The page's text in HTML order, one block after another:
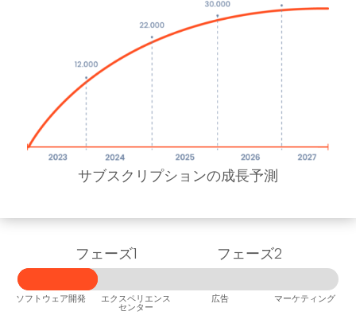
サブスクリプションの成長予測
フェーズ1 フェーズ2
ソフトウェア開発 エクスペリエンス
センター
広告 マーケティング